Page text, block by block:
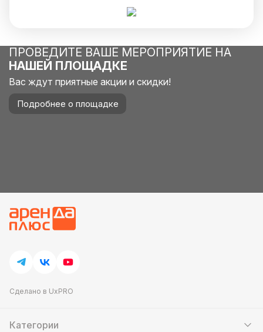
ПРОВЕДИТЕ ВАШЕ МЕРОПРИЯТИЕ НА
НАШЕЙ ПЛОЩАДКЕ
Вас ждут приятные акции и скидки!
Подробнее о площадке
Сделано в UxPRO
Категории